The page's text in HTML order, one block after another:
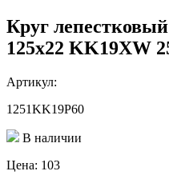
Круг
125х22 KK19XW
Артикул:
1251KK19P60
В наличии
Цена: 103